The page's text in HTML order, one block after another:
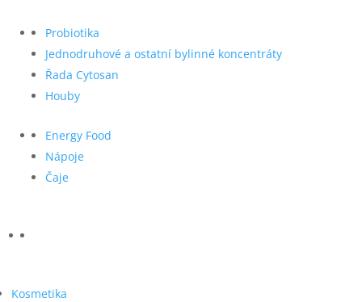
Probiotika
Jednodruhové a ostatní bylinné koncentráty
Řada Cytosan
Houby
Energy Food
Nápoje
Čaje
Kosmetika